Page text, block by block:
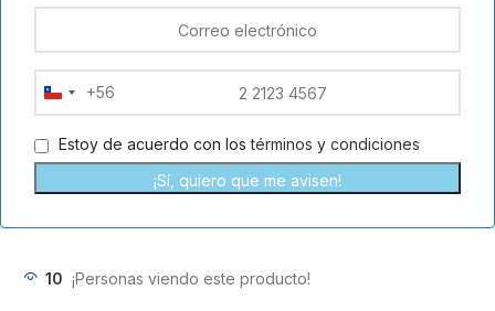
Chile
+56
+56
Estoy de acuerdo con lostérminos y condiciones
¡Sí, quiero que me avisen!
10 ¡Personas viendo este producto!